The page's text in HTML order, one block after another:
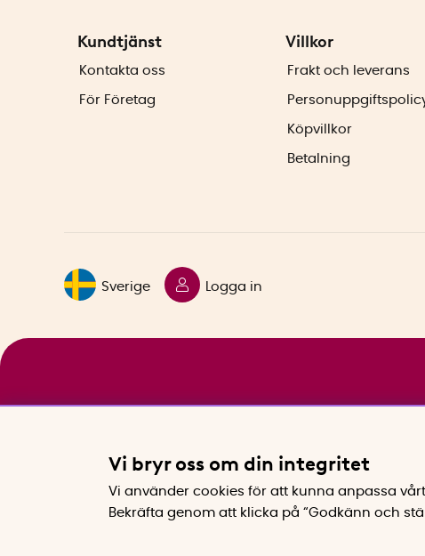
Kundtjänst
Kontakta oss
För Företag
Villkor
Frakt och leverans
Köpvillkor
Betalning
Sverige Logga in
Vi bryr oss om din integritet
Vi använder cookies för att kunna anpassa
Bekräfta genom att klicka på “Godkänn och